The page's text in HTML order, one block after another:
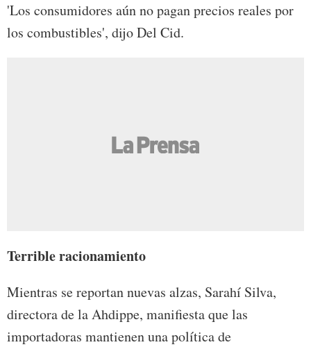
'Los consumidores aún no pagan precios reales por
los combustibles', dijo Del Cid.
Terrible racionamiento
Mientras se reportan nuevas alzas, Sarahí Silva,
directora de la Ahdippe, manifiesta que las
importadoras mantienen una política de